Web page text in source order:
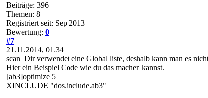
Beiträge: 396
Themen: 8
Registriert seit: Sep 2013
Bewertung: 0
#7
21.11.2014, 01:34
scan_Dir verwendet eine Global liste, deshalb kann man es
Hier ein Beispiel Code wie du das machen kannst.
[ab3]optimize 5
XINCLUDE "dos.include.ab3"